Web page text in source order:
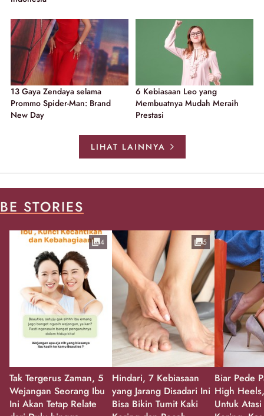
13 Gaya Zendaya selama
Prommo Spider-Man: Brand
New Day
6 Kebiasaan Leo yang
Membuatnya Mudah Meraih
Prestasi
LIHAT LAINNYA
BE STORIES
Tak Tergerus Zaman, 5
Wejangan Seorang Ibu
Ini Akan Tetap Relate
4
Hindari, 7 Kebiasaan
yang Jarang Disadari Ini
Bisa Bikin Tumit Kaki
5
Biar Pede
High
Untuk